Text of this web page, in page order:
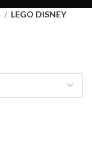
LEGO DISNEY